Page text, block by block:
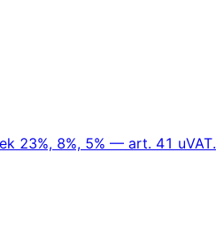
23%, 8%, 5% — art. 41 uVAT.